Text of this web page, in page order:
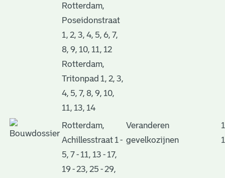
Rotterdam,
Poseidonstraat
1, 2, 3, 4, 5, 6, 7,
8, 9, 10, 11, 12
Rotterdam,
Tritonpad 1, 2, 3,
4, 5, 7, 8, 9, 10,
11, 13, 14
Rotterdam,
Achillesstraat 1 -
5, 7 - 11, 13 - 17,
19 - 23, 25 - 29,
Veranderen
gevelkozijnen